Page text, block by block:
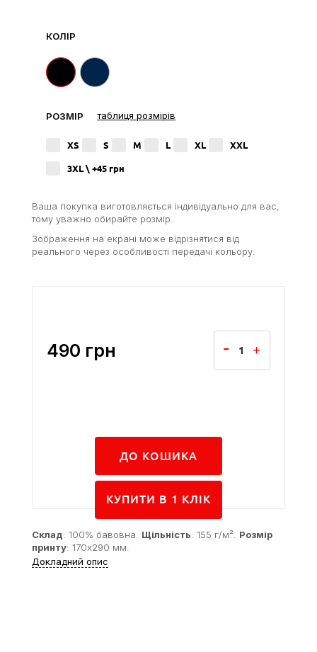
КОЛІР
РОЗМІР таблиця розмірів
XS S M L XL XXL
3XL \ +45 грн
Ваша покупка виготовляється індивідуально для вас,
тому уважно обирайте розмір.
Зображення на екрані може відрізнятися від
реального через особливості передачі кольору.
490 грн
ДО КОШИКА
КУПИТИ В 1 КЛIК
Склад: 100% бавовна. Щільність: 155 г/м². Розмір
принту: 170x290 мм.
Докладний опис